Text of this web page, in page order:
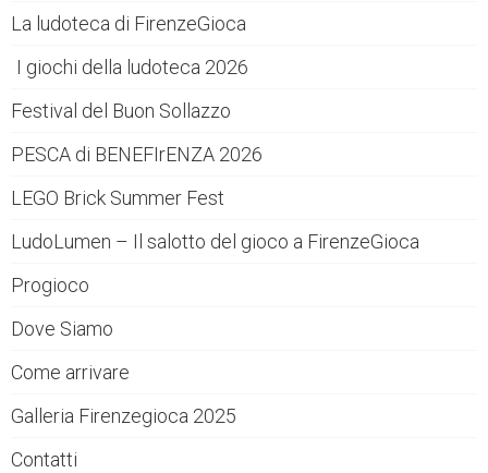
La ludoteca di FirenzeGioca
I giochi della ludoteca 2026
Festival del Buon Sollazzo
PESCA di BENEFIrENZA 2026
LEGO Brick Summer Fest
LudoLumen – Il salotto del gioco a FirenzeGioca
Progioco
Dove Siamo
Come arrivare
Galleria Firenzegioca 2025
Contatti